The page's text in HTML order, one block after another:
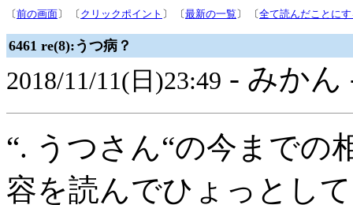
〔前の画面〕 〔 クリックポイント 〕 〔最新の一覧 〕 〔全て読んだことに
6461 re(8):うつ病？
2018/11/11(日)23:49 - みか
“. うつさん“の今までの
容を読んでひょっとし